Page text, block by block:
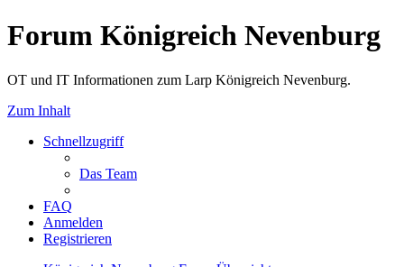
Forum Königreich Nevenburg
OT und IT Informationen zum Larp Königreich Nevenburg.
Zum Inhalt
Schnellzugriff
Das Team
FAQ
Anmelden
Registrieren